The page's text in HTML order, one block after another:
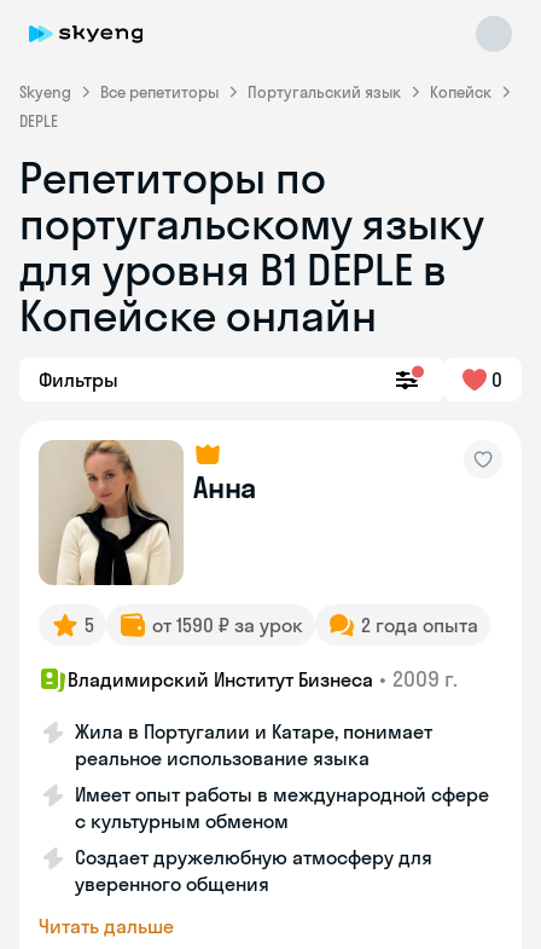
Skyeng Все репетиторы Португальский язык
Копейск
DEPLE
Репетиторы по
португальскому языку
для уровня B1 DEPLE в
Копейске онлайн
Фильтры 0
Анна
5 от 1590 ₽ за урок 2 года опыта
Владимирский Институт Бизнеса • 2009 г.
Жила в Португалии и Катаре, понимает
реальное использование языка
Имеет опыт работы в международной сфере
с культурным обменом
Создает дружелюбную атмосферу для
уверенного общения
Читать дальше
Skyeng Chat
online